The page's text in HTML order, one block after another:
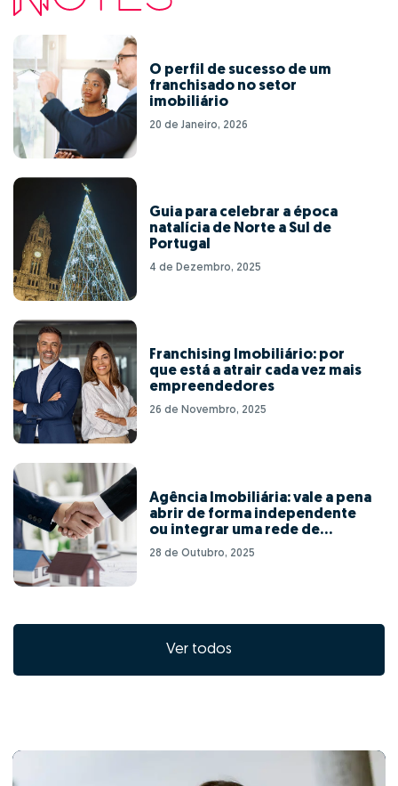
O perfil de sucesso de um
franchisado no setor
imobiliário
20 de Janeiro, 2026
Guia para celebrar a época
natalícia de Norte a Sul de
Portugal
4 de Dezembro, 2025
Franchising Imobiliário: por
que está a atrair cada vez mais
empreendedores
26 de Novembro, 2025
Agência Imobiliária: vale a pena
abrir de forma independente
ou integrar uma rede de
franchising?
28 de Outubro, 2025
Ver todos